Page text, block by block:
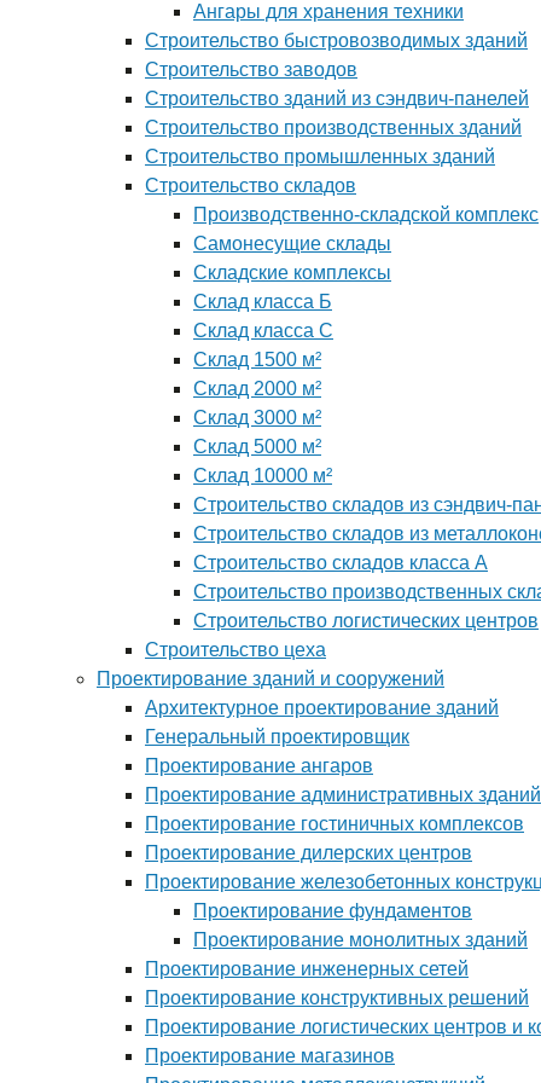
Ангары для хранения техники
Строительство быстровозводимых зданий
Строительство заводов
Строительство зданий из сэндвич-панелей
Строительство производственных зданий
Строительство промышленных зданий
Строительство складов
Производственно-складской комплекс
Самонесущие склады
Складские комплексы
Склад класса Б
Склад класса С
Склад 1500 м²
Склад 2000 м²
Склад 3000 м²
Склад 5000 м²
Склад 10000 м²
Строительство складов из сэндвич-
Строительство складов из
Строительство складов класса А
Строительство производственных
Строительство логистических центров
Строительство цеха
Проектирование зданий и сооружений
Архитектурное проектирование зданий
Генеральный проектировщик
Проектирование ангаров
Проектирование административных зданий
Проектирование гостиничных комплексов
Проектирование дилерских центров
Проектирование железобетонных
Проектирование фундаментов
Проектирование монолитных зданий
Проектирование инженерных сетей
Проектирование конструктивных решений
Проектирование логистических центров и
Проектирование магазинов